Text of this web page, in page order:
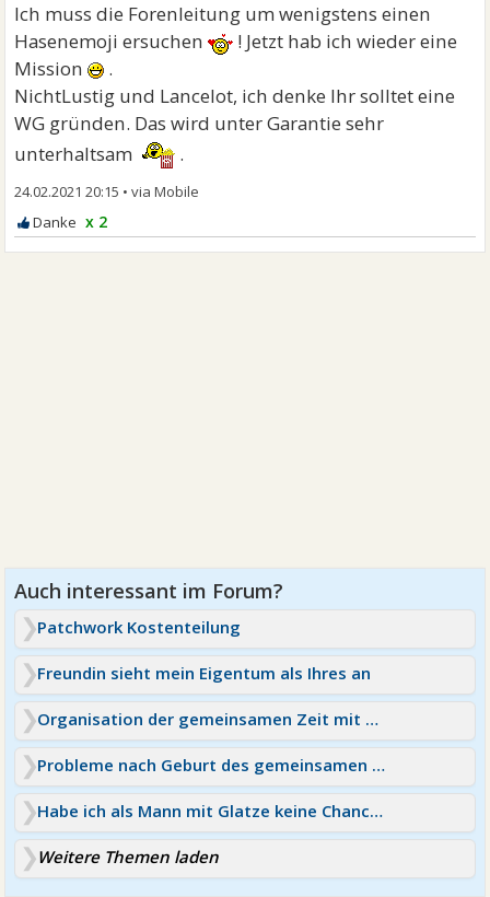
Ich muss die Forenleitung um wenigstens einen
Hasenemoji ersuchen
! Jetzt hab ich wieder eine
Mission
.
NichtLustig und Lancelot, ich denke Ihr solltet eine
WG gründen. Das wird unter Garantie sehr
unterhaltsam
.
24.02.2021 20:15 •
x 2
Patchwork Kostenteilung
Freundin sieht mein Eigentum als Ihres an
Organisation der gemeinsamen Zeit mit Partner
Probleme nach Geburt des gemeinsamen Kindes
Habe ich als Mann mit Glatze keine Chance bei Frauen ?
Weitere Themen laden